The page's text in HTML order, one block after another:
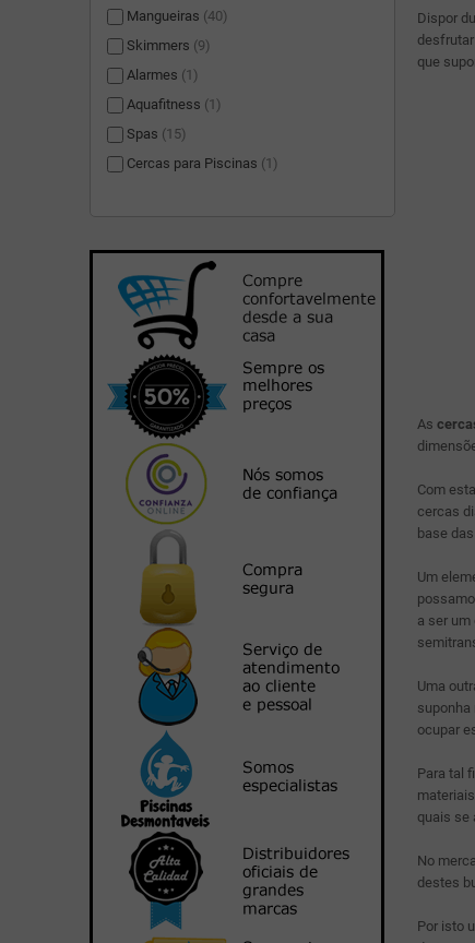
Mangueiras (40)
Skimmers (9)
Alarmes (1)
Aquafitness (1)
Spas (15)
Cercas para Piscinas (1)
Dispor
que
As
Com
cercas
base
Um
a ser
Uma
suponha
ocupar
Para tal
quais se
No
destes
Por isto